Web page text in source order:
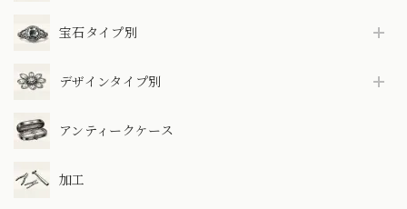
宝石タイプ別
デザインタイプ別
アンティークケース
加工